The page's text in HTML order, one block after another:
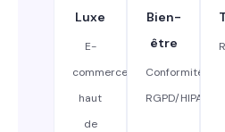
Luxe
E-
commerce
haut
de
Bien-
être
Conformité
RGPD/HIPAA